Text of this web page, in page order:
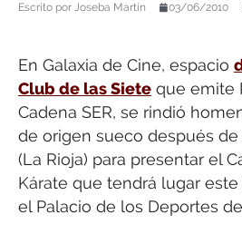
Escrito por Joseba Martín 03/06/2010
En Galaxia de Cine, espacio
Club de las Siete que emite
Cadena SER, se rindió
de origen sueco después
(La Rioja) para presentar el
Kárate que tendrá lugar
el Palacio de los Deportes